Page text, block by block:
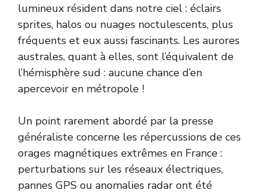
lumineux résident dans notre ciel : éclairs
sprites, halos ou nuages noctulescents, plus
fréquents et eux aussi fascinants. Les aurores
australes, quant à elles, sont l’équivalent de
l’hémisphère sud : aucune chance d’en
apercevoir en métropole !
Un point rarement abordé par la presse
généraliste concerne les répercussions de ces
orages magnétiques extrêmes en France :
perturbations sur les réseaux électriques,
pannes GPS ou anomalies radar ont été